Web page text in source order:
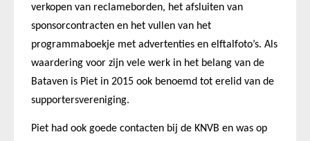
verkopen van reclameborden, het afsluiten van
sponsorcontracten en het vullen van het
programmaboekje met advertenties en elftalfoto’s. Als
waardering voor zijn vele werk in het belang van de
Bataven is Piet in 2015 ook benoemd tot erelid van de
supportersvereniging.
Piet had ook goede contacten bij de KNVB en was op